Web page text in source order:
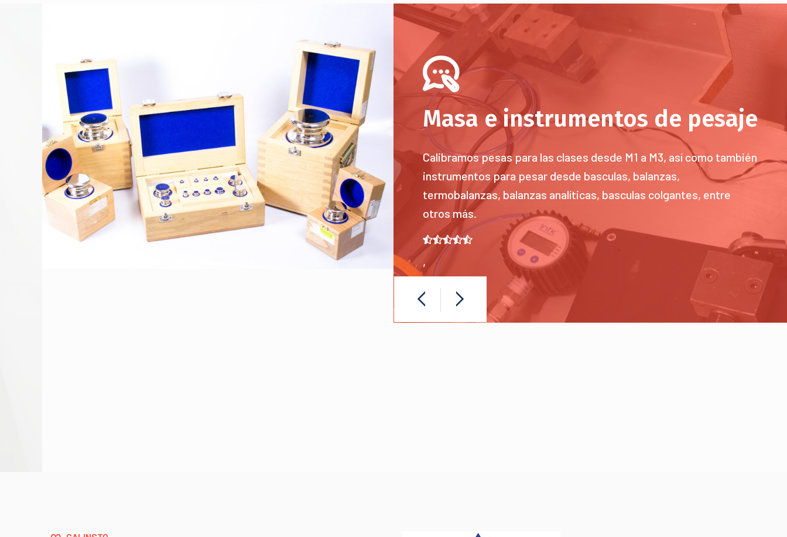
Fuerza
Maquinas de Ensayo, Equipos de medición de fuerza en tensión y
compresión
Masa e instrumentos de pesaje
Calibramos pesas para las clases desde M1 a M3, así como también
instrumentos para pesar desde basculas, balanzas,
termobalanzas, balanzas analíticas, basculas colgantes, entre
otros más.
,